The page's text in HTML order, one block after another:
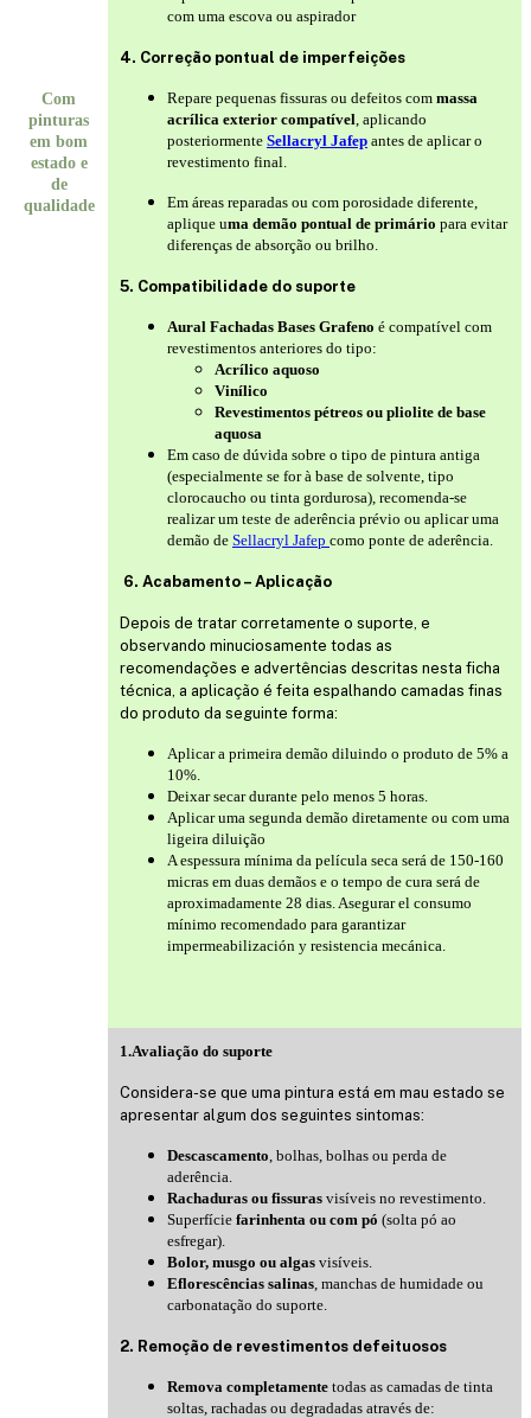
Com
pinturas
em bom
estado e
de
qualidade
com uma escova ou aspirador
4. Correção pontual de imperfeições
Repare pequenas fissuras ou defeitos com massa
acrílica exterior compatível , aplicando
posteriormente Sellacryl Jafep antes de aplicar o
revestimento final.
Em áreas reparadas ou com porosidade diferente,
aplique uma demão pontual de primário para evitar
diferenças de absorção ou brilho.
5. Compatibilidade do suporte
Aural Fachadas Bases Grafeno é compatível com
revestimentos anteriores do tipo:
Acrílico aquoso
Vinílico
Revestimentos pétreos ou pliolite de base
aquosa
Em caso de dúvida sobre o tipo de pintura antiga
(especialmente se for à base de solvente, tipo
clorocaucho ou tinta gordurosa), recomenda-se
realizar um teste de aderência prévio ou aplicar uma
demão de Sellacryl Jafep como ponte de aderência.
6. Acabamento – Aplicação
Depois de tratar corretamente o suporte, e
observando minuciosamente todas as
recomendações e advertências descritas nesta ficha
técnica, a aplicação é feita espalhando camadas finas
do produto da seguinte forma:
Aplicar a primeira demão diluindo o produto de 5% a
10%.
Deixar secar durante pelo menos 5 horas.
Aplicar uma segunda demão diretamente ou com uma
ligeira diluição
A espessura mínima da película seca será de 150-160
micras em duas demãos e o tempo de cura será de
aproximadamente 28 dias. Asegurar el consumo
mínimo recomendado para garantizar
impermeabilización y resistencia mecánica.
1.Avaliação do suporte
Considera-se que uma pintura está em mau estado se
apresentar algum dos seguintes sintomas:
Descascamento , bolhas, bolhas ou perda de
aderência.
Rachaduras ou fissuras visíveis no revestimento.
Superfície farinhenta ou com pó (solta pó ao
esfregar).
Bolor, musgo ou algas visíveis.
Eflorescências salinas , manchas de humidade ou
carbonatação do suporte.
2. Remoção de revestimentos defeituosos
Remova completamente todas as camadas de tinta
soltas, rachadas ou degradadas através de: